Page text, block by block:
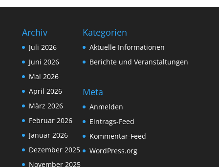
Archiv
Juli 2026
Juni 2026
Mai 2026
April 2026
März 2026
Februar 2026
Januar 2026
Dezember 2025
November 2025
Kategorien
Aktuelle Informationen
Berichte und Veranstaltungen
Meta
Anmelden
Eintrags-Feed
Kommentar-Feed
WordPress.org